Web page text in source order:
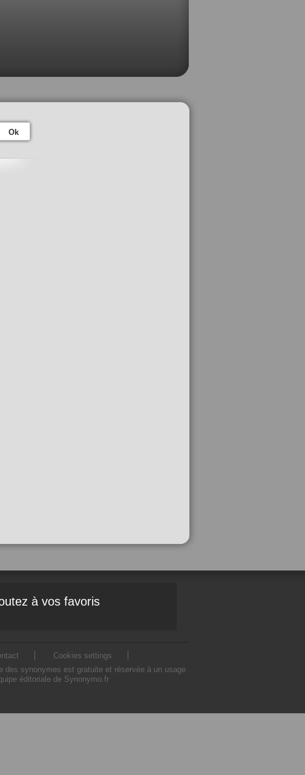
Ok
à vos favoris
Cookies settings
synonymes est gratuite et réservée à un usage
éditoriale de Synonymo.fr